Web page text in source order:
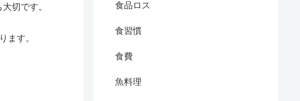
切です。
ます。
食品ロス
食習慣
食費
魚料理